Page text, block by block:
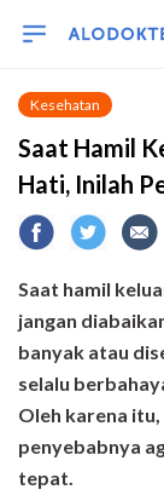
Kesehatan
Saat Hamil
Hati, Inilah
Saat hamil
jangan
banyak atau
selalu
Oleh karena
penyebabnya
tepat.